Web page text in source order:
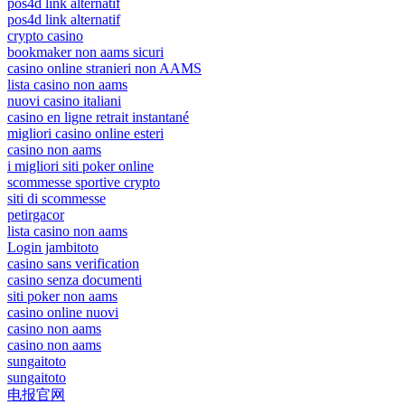
pos4d link alternatif
pos4d link alternatif
crypto casino
bookmaker non aams sicuri
casino online stranieri non AAMS
lista casino non aams
nuovi casino italiani
casino en ligne retrait instantané
migliori casino online esteri
casino non aams
i migliori siti poker online
scommesse sportive crypto
siti di scommesse
petirgacor
lista casino non aams
Login jambitoto
casino sans verification
casino senza documenti
siti poker non aams
casino online nuovi
casino non aams
casino non aams
sungaitoto
sungaitoto
电报官网